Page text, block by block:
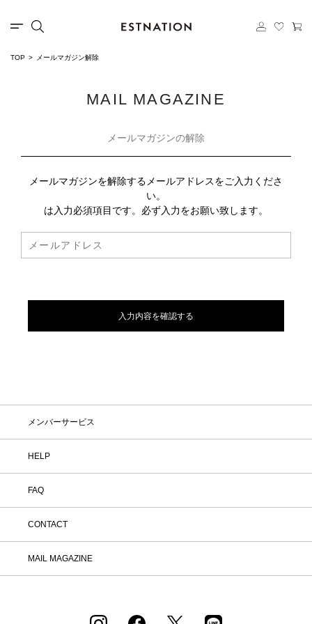
TOP メールマガジン解除
MAIL MAGAZINE
メールマガジンの解除
メールマガジンを解除するメールアドレスをご入力くださ
い。
は入力必須項目です。必ず入力をお願い致します。
メンバーサービス
HELP
FAQ
CONTACT
MAIL MAGAZINE